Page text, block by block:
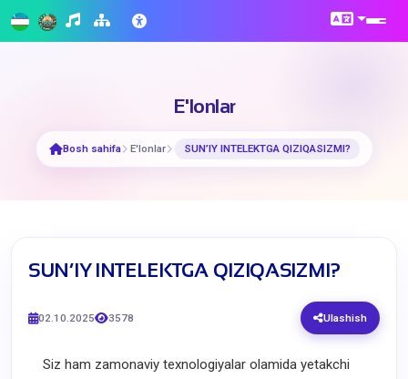
E'lonlar
Bosh sahifa E'lonlar ​SUN’IY INTELEKTGA QIZIQASIZMI?
​SUN’IY INTELEKTGA QIZIQASIZMI?
02.10.2025 3578 Ulashish
Siz ham zamonaviy texnologiyalar olamida yetakchi